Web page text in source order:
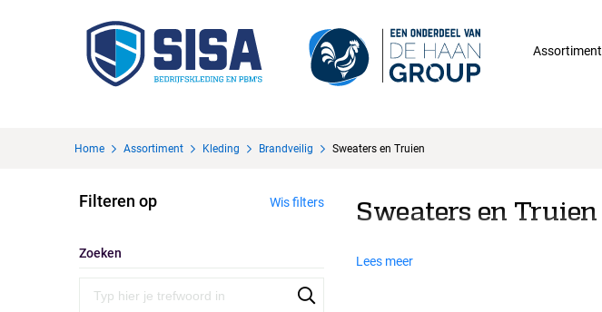
Assortiment
Home Assortiment Kleding Brandveilig Sweaters en Truien
Filteren op Wis filters
Zoeken
Sweaters en Truien
Lees meer